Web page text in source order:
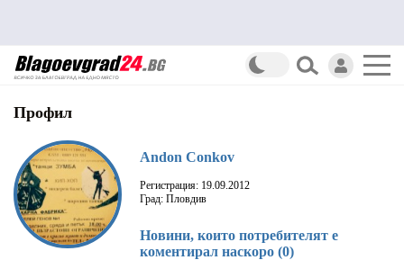
Профил
Andon Conkov
Регистрация: 19.09.2012
Град: Пловдив
Новини, които потребителят е
коментирал наскоро (0)